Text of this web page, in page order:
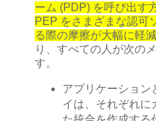
ーム (PDP) を呼び出す
PEP をさまざまな認可
る際の摩擦が大幅に軽減
り、すべての人が次の
す。
アプリケーション
イは、それぞれに